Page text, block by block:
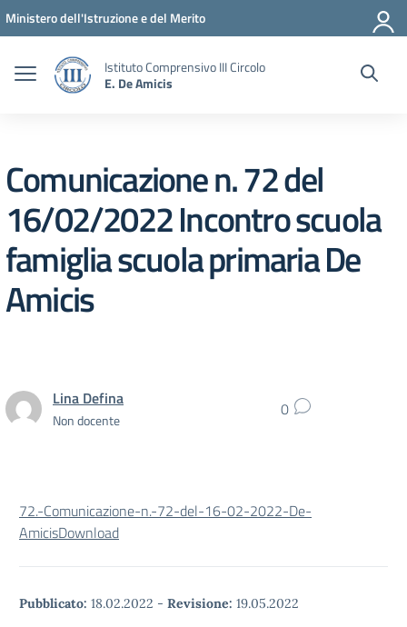
Vai ai contenuti
Vai al menu di navigazione
Vai al footer
Ministero dell'Istruzione e del Merito
Istituto Comprensivo III Circolo
E. De Amicis
Comunicazione n. 72 del
16/02/2022 Incontro scuola
famiglia scuola primaria De
Amicis
Lina Defina
Non docente 0
72.-Comunicazione-n.-72-del-16-02-2022-De-
AmicisDownload
Pubblicato: 18.02.2022 - Revisione: 19.05.2022